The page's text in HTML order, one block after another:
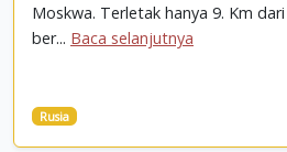
Moskwa. Terletak hanya 9. Km
ber... Baca selanjutnya
Rusia